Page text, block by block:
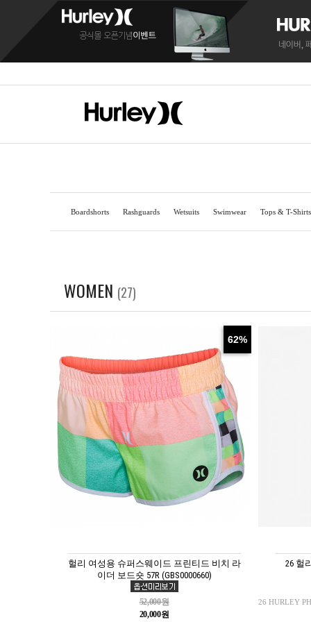
Boardshorts Rashguards Wetsuits Swimwear Tops & T-Shirts
WOMEN (27)
62%
헐리 여성용 슈퍼스웨이드 프린티드 비치 라
이더 보드숏 57R (GBS0000660)
52,000원
20,000원
26 헐
26 HURLEY